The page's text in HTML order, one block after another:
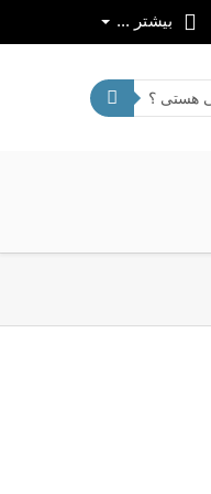
بیشتر ...